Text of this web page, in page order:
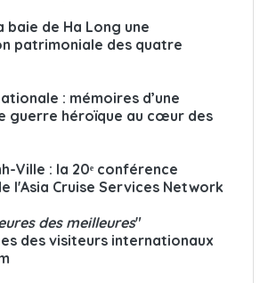
baie de Ha Long une
patrimoniale des quatre
: mémoires d’une
guerre héroïque au cœur des
Ville : la 20ᵉ conférence
l'Asia Cruise Services Network
des meilleures"
des visiteurs internationaux